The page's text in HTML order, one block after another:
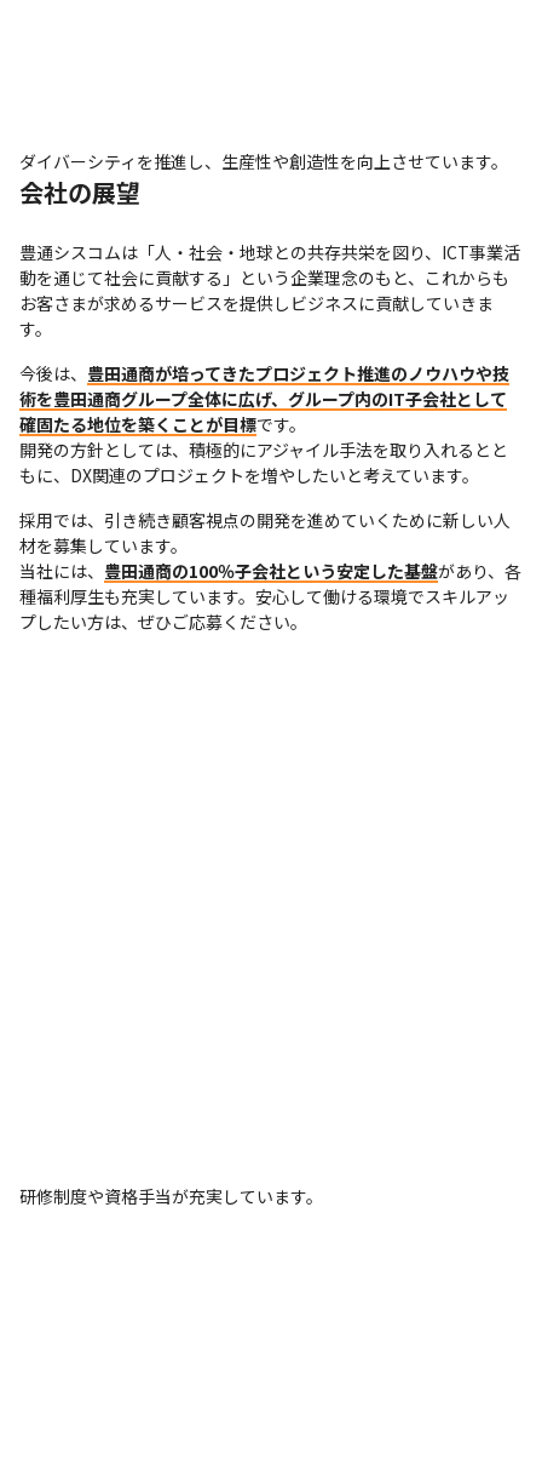
ダイバーシティを推進し、生産性や創造性を向上させています。
会社の展望
豊通シスコムは「人・社会・地球との共存共栄を図り、ICT事業活
動を通じて社会に貢献する」という企業理念のもと、これからも
お客さまが求めるサービスを提供しビジネスに貢献していきま
す。
今後は、 豊田通商が培ってきたプロジェクト推進のノウハウや技
術を豊田通商グループ全体に広げ、グループ内のIT子会社として
確固たる地位を築くことが目標です。
開発の方針としては、積極的にアジャイル手法を取り入れるとと
もに、DX関連のプロジェクトを増やしたいと考えています。
採用では、引き続き顧客視点の開発を進めていくために新しい人
材を募集しています。
当社には、 豊田通商の100％子会社という安定した基盤があり、各
種福利厚生も充実しています。安心して働ける環境でスキルアッ
プしたい方は、ぜひご応募ください。
研修制度や資格手当が充実しています。